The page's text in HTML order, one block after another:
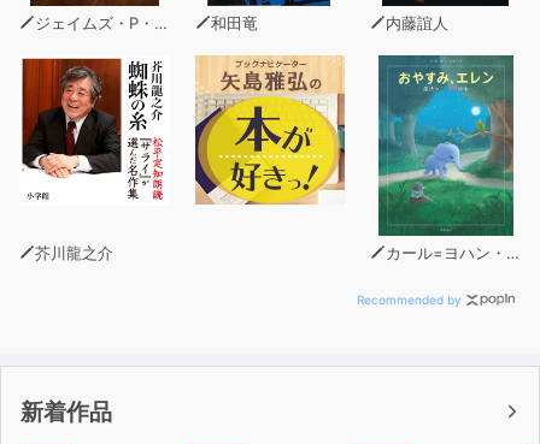
情報センターHP）との見事な作品の音声化に端を発して
ジェイムズ・P・ホーガン 和田竜 内藤誼人
芥川龍之介 カール=ヨハン・エリーン（著）
Recommended by
新着作品